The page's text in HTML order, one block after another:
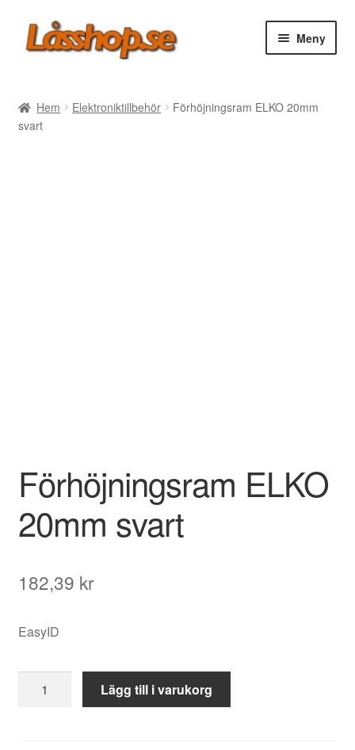
Hoppa
till
Hoppa
till
Meny
Rea
Hem Elektroniktillbehör
Förhöjningsram ELKO 20mm
svart
Förhöjningsram ELKO
20mm svart
182,39 kr
EasyID
Förhöjningsram
ELKO
Lägg till i varukorg